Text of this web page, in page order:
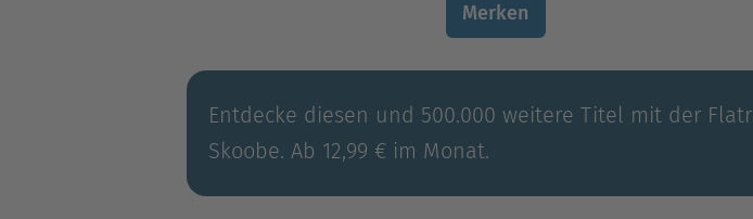
Merken
Entdecke diesen und 500.000 weitere Titel mit der
Skoobe. Ab 12,99 € im Monat.